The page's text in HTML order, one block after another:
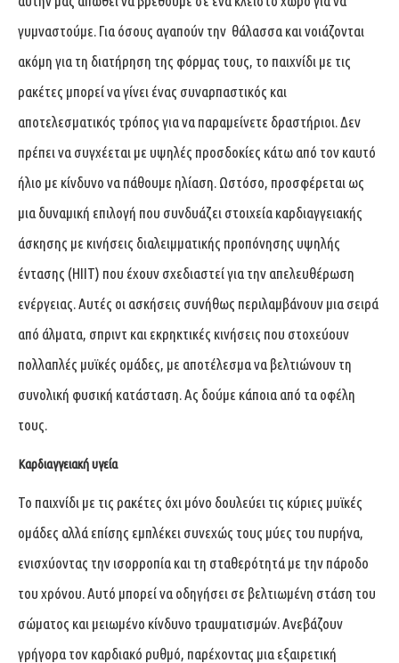
γυμναστούμε. Για όσους αγαπούν την θάλασσα και νοιάζονται
ακόμη για τη διατήρηση της φόρμας τους, το παιχνίδι με τις
ρακέτες μπορεί να γίνει ένας συναρπαστικός και
αποτελεσματικός τρόπος για να παραμείνετε δραστήριοι. Δεν
πρέπει να συγχέεται με υψηλές προσδοκίες κάτω από τον καυτό
ήλιο με κίνδυνο να πάθουμε ηλίαση. Ωστόσο, προσφέρεται ως
μια δυναμική επιλογή που συνδυάζει στοιχεία καρδιαγγειακής
άσκησης με κινήσεις διαλειμματικής προπόνησης υψηλής
έντασης (HIIT) που έχουν σχεδιαστεί για την απελευθέρωση
ενέργειας. Αυτές οι ασκήσεις συνήθως περιλαμβάνουν μια σειρά
από άλματα, σπριντ και εκρηκτικές κινήσεις που στοχεύουν
πολλαπλές μυϊκές ομάδες, με αποτέλεσμα να βελτιώνουν τη
συνολική φυσική κατάσταση. Ας δούμε κάποια από τα οφέλη
τους.
Καρδιαγγειακή υγεία
Το παιχνίδι με τις ρακέτες όχι μόνο δουλεύει τις κύριες μυϊκές
ομάδες αλλά επίσης εμπλέκει συνεχώς τους μύες του πυρήνα,
ενισχύοντας την ισορροπία και τη σταθερότητά με την πάροδο
του χρόνου. Αυτό μπορεί να οδηγήσει σε βελτιωμένη στάση του
σώματος και μειωμένο κίνδυνο τραυματισμών. Ανεβάζουν
γρήγορα τον καρδιακό ρυθμό, παρέχοντας μια εξαιρετική